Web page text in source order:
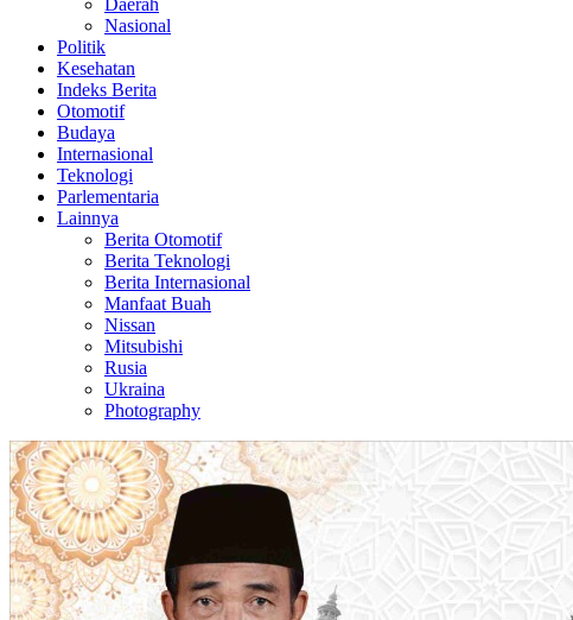
Daerah
Nasional
Politik
Kesehatan
Indeks Berita
Otomotif
Budaya
Internasional
Teknologi
Parlementaria
Lainnya
Berita Otomotif
Berita Teknologi
Berita Internasional
Manfaat Buah
Nissan
Mitsubishi
Rusia
Ukraina
Photography